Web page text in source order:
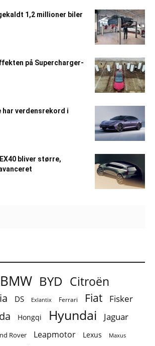
1,2 millioner biler
på Supercharger-
har verdensrekord i
bliver større,
BMW BYD Citroën
DS Exlantix Ferrari Fiat Fisker
Hongqi Hyundai Jaguar
Rover Leapmotor Lexus Maxus